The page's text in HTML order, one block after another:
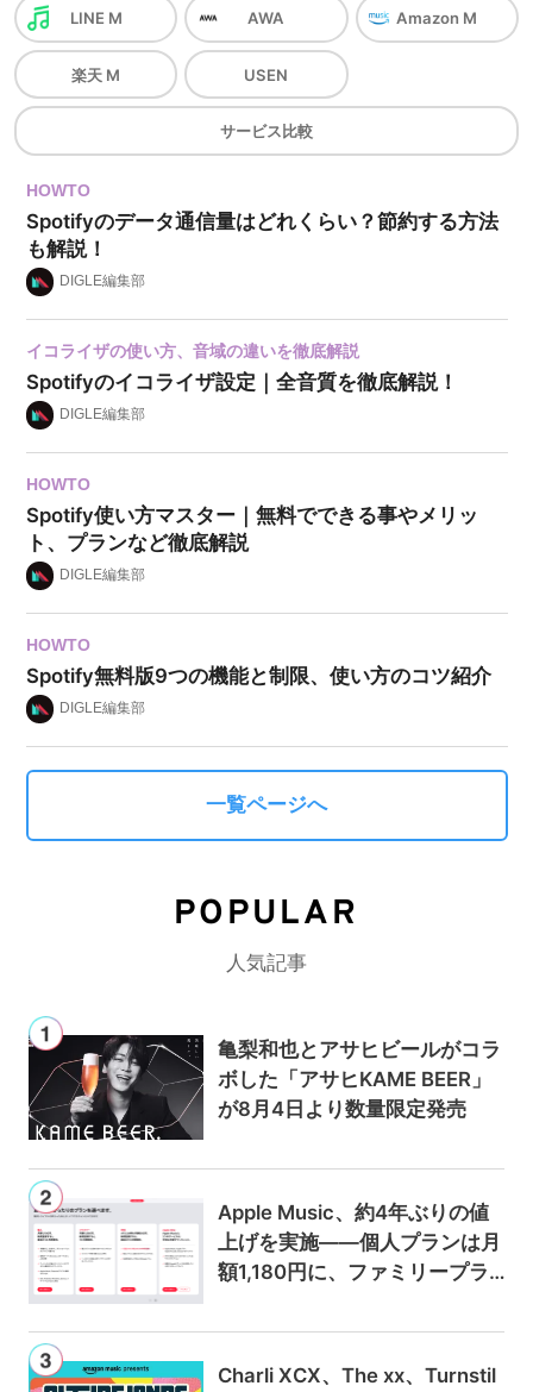
LINE M AWA Amazon M
楽天 M USEN
サービス比較
HOWTO
Spotifyのデータ通信量はどれくらい？節約する方法
も解説！
DIGLE編集部
イコライザの使い方、音域の違いを徹底解説
Spotifyのイコライザ設定｜全音質を徹底解説！
DIGLE編集部
HOWTO
Spotify使い方マスター｜無料でできる事やメリッ
ト、プランなど徹底解説
DIGLE編集部
HOWTO
Spotify無料版9つの機能と制限、使い方のコツ紹介
DIGLE編集部
一覧ページへ
POPULAR
人気記事
亀梨和也とアサヒビールがコラ
ボした「アサヒKAME BEER」
が8月4日より数量限定発売
Apple Music、約4年ぶりの値
上げを実施——個人プランは月
額1,180円に、ファミリープラ
Charli XCX、The xx、Turnstil